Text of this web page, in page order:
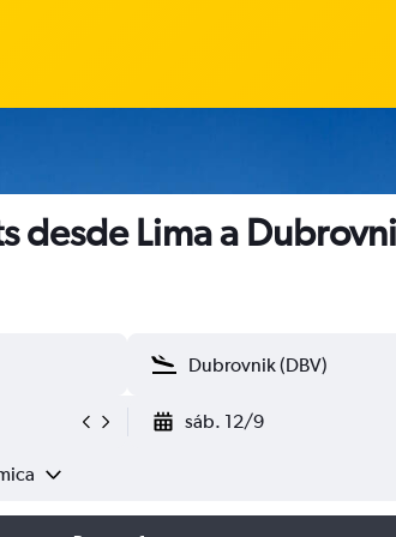
desde Lima a
sáb. 12/9